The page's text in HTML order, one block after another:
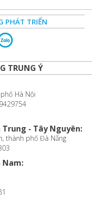
PHÁT TRIỂN
TRUNG Ý
Hà Nội
- Tây Nguyên:
thành phố Đà Nẵng